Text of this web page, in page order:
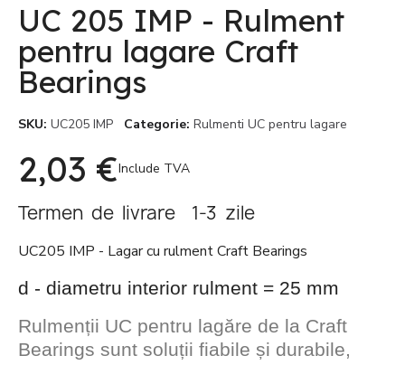
UC 205 IMP - Rulment
pentru lagare Craft
Bearings
SKU UC205 IMP Categorie Rulmenti UC pentru lagare
2,03 €Include TVA
Termen de livrare 1-3 zile
UC205 IMP - Lagar cu rulment Craft Bearings
d - diametru interior rulment = 25 mm
Rulmenții UC pentru lagăre de la Craft
Bearings sunt soluții fiabile și durabile,